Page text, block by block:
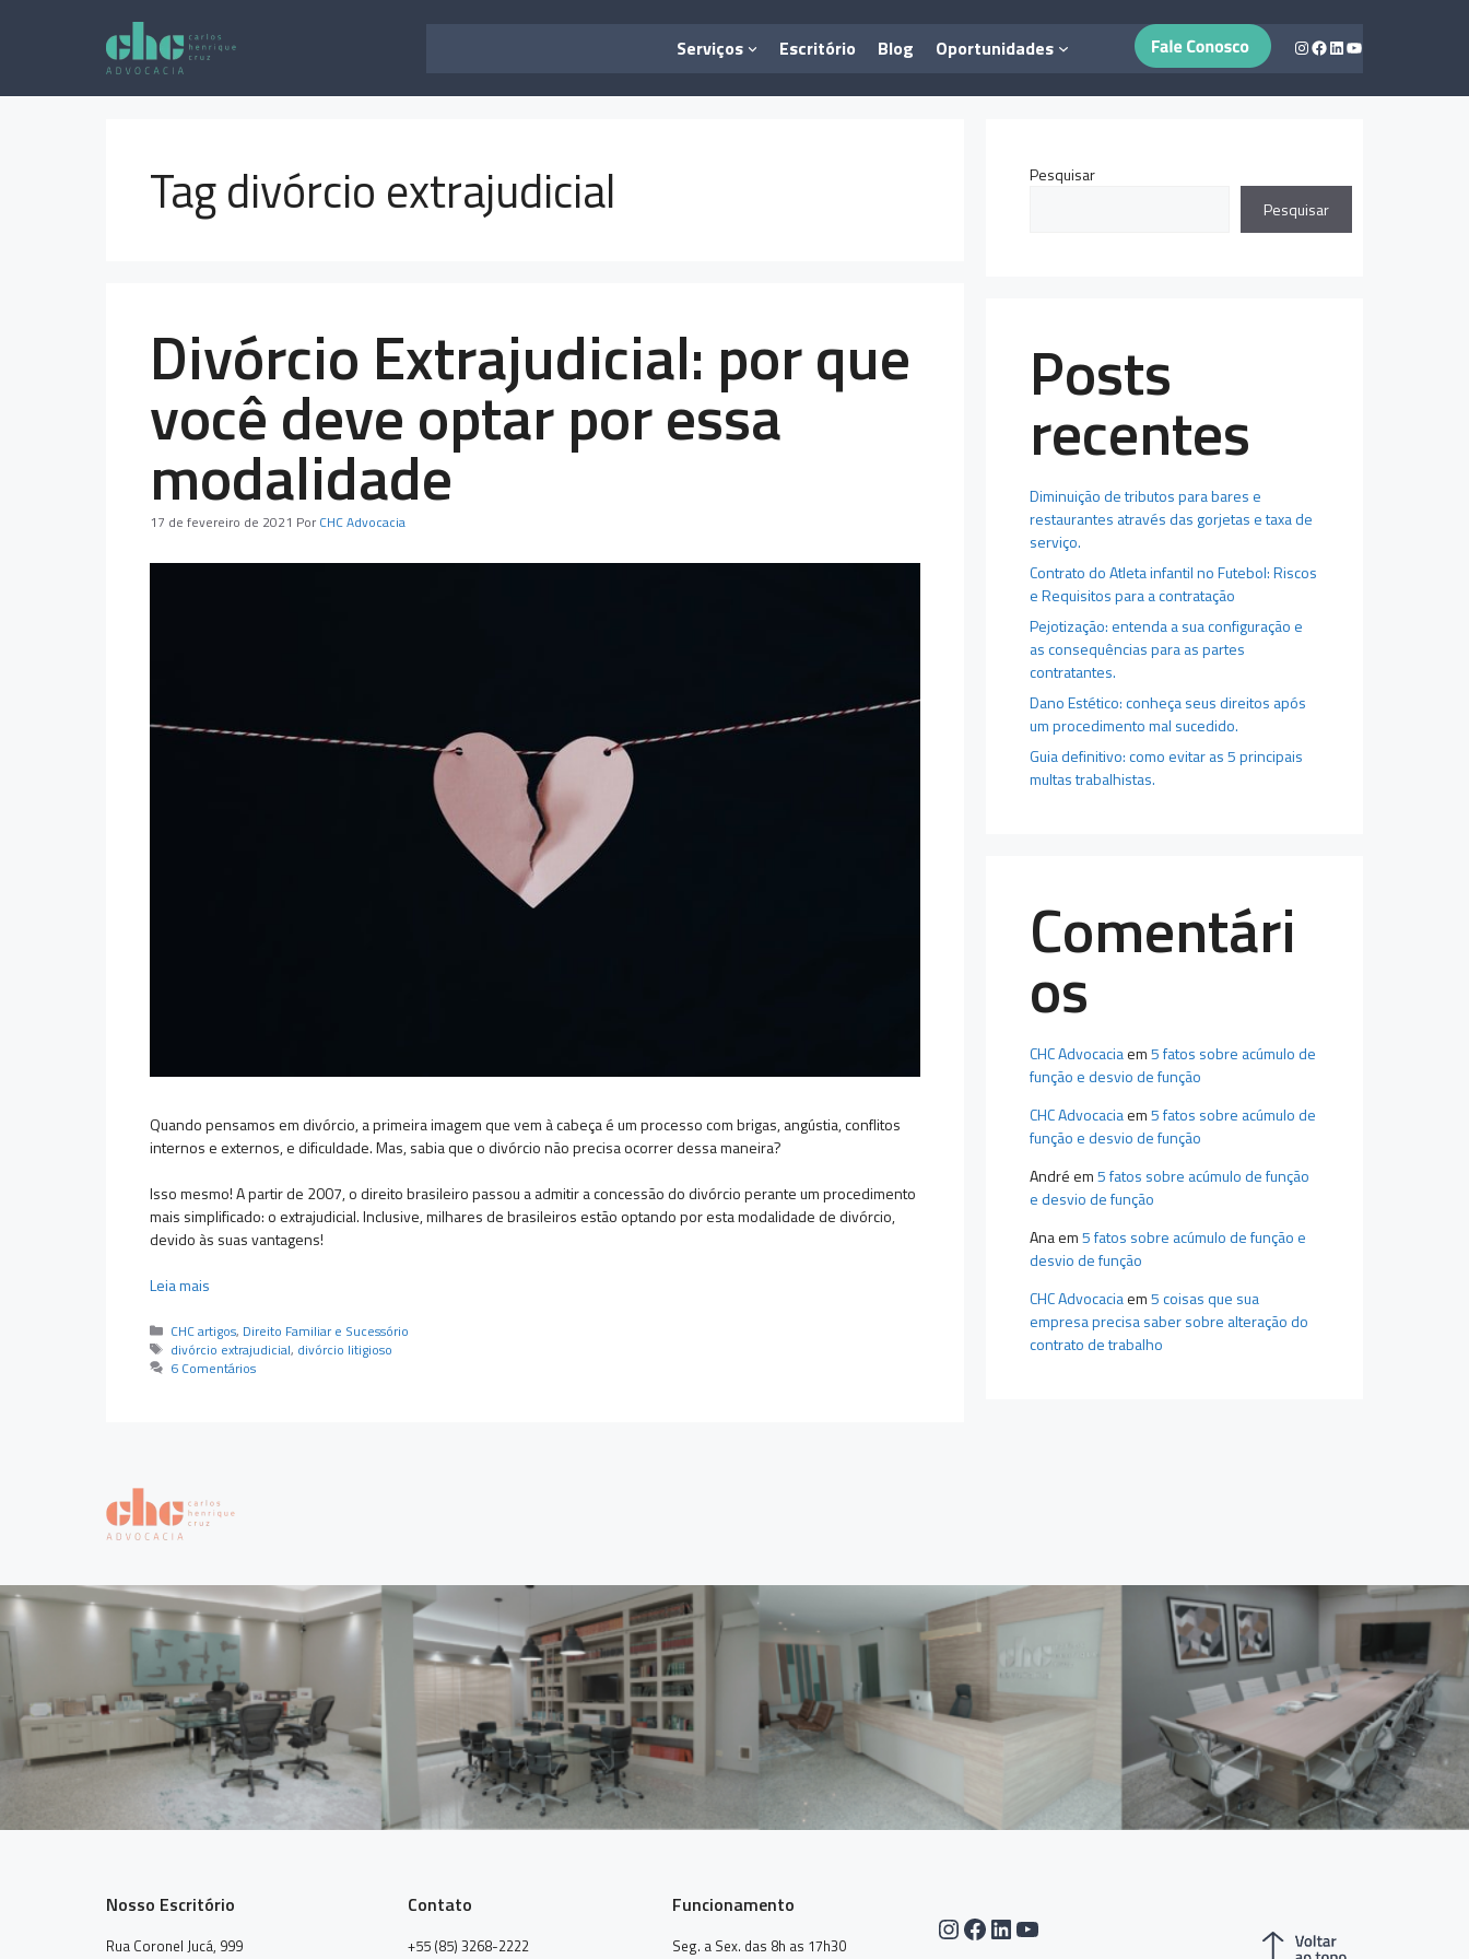
Serviços Escritório Blog Oportunidades Instagram
Facebook
LinkedIn
Youtube
Tag divórcio extrajudicial
Divórcio Extrajudicial: por que
você deve optar por essa
modalidade
17 de fevereiro de 2021 Por CHC Advocacia
Quando pensamos em divórcio, a primeira imagem que vem à cabeça é um processo com brigas, angústia, conflitos
internos e externos, e dificuldade. Mas, sabia que o divórcio não precisa ocorrer dessa maneira?
Isso mesmo! A partir de 2007, o direito brasileiro passou a admitir a concessão do divórcio perante um procedimento
mais simplificado: o extrajudicial. Inclusive, milhares de brasileiros estão optando por esta modalidade de divórcio,
devido às suas vantagens!
Leia mais
Categorias
CHC artigos, Direito Familiar e Sucessório
Tags
divórcio extrajudicial, divórcio litigioso
6 Comentários
Pesquisar
Pesquisar
Posts
recentes
Diminuição de tributos para bares e
restaurantes através das gorjetas e taxa de
serviço.
Contrato do Atleta infantil no Futebol: Riscos
e Requisitos para a contratação
Pejotização: entenda a sua configuração e
as consequências para as partes
contratantes.
Dano Estético: conheça seus direitos após
um procedimento mal sucedido.
Guia definitivo: como evitar as 5 principais
multas trabalhistas.
Comentári
os
CHC Advocaciaem5 fatos sobre acúmulo de
função e desvio de função
CHC Advocaciaem5 fatos sobre acúmulo de
função e desvio de função
André em5 fatos sobre acúmulo de função
e desvio de função
Anaem5 fatos sobre acúmulo de função e
desvio de função
CHC Advocaciaem5 coisas que sua
empresa precisa saber sobre alteração do
contrato de trabalho
Nosso Escritório
Rua Coronel Jucá, 999
Contato
+55 (85) 3268-2222
Funcionamento
Seg. a Sex. das 8h as 17h30
Instagram
Facebook
LinkedIn
Youtube